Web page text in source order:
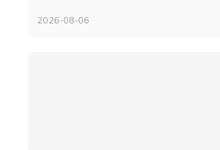
2026-08-06